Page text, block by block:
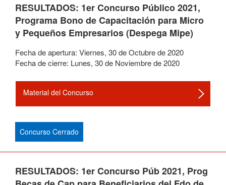
RESULTADOS: 1er Concurso Público 2021,
Programa Bono de Capacitación para Micro
y Pequeños Empresarios (Despega Mipe)
Fecha de apertura: Viernes, 30deOctubrede2020
Fecha de cierre: Lunes, 30de Noviembrede2020
Material del Concurso
Concurso Cerrado
RESULTADOS: 1er Concurso Púb 2021, Prog